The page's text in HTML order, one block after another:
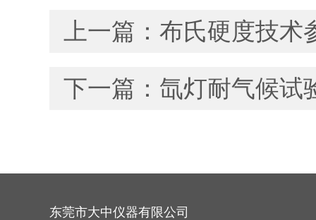
上一篇： 布氏硬度技术
下一篇： 氙灯耐气候试
东莞市大中仪器有限公司